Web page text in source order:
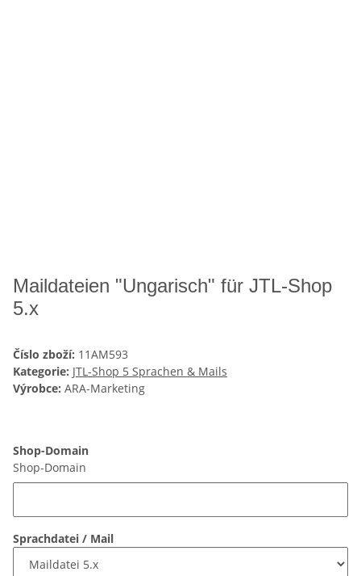
Maildateien "Ungarisch" für JTL-Shop
5.x
Číslo zboží: 11AM593
Kategorie: JTL-Shop 5 Sprachen & Mails
Výrobce: ARA-Marketing
Shop-Domain
Shop-Domain
Sprachdatei / Mail